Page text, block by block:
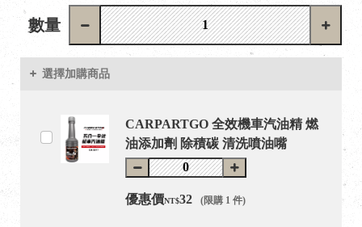
數量
選擇加購商品
CARPARTGO 全效機車汽油精 燃
油添加劑 除積碳 清洗噴油嘴
優惠價NT$32 (限購 1 件)